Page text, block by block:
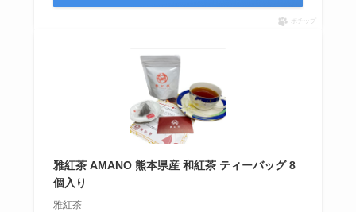
ポチップ
雅紅茶 AMANO 熊本県産 和紅茶 ティーバッグ 8
個入り
雅紅茶